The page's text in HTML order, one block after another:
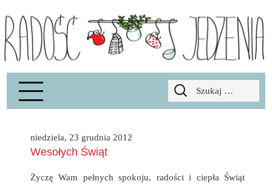
Radość Jedzenia – blog kulinarny
Szukaj:
niedziela, 23 grudnia 2012
Wesołych Świąt
Życzę Wam pełnych spokoju, radości i ciepła Świąt